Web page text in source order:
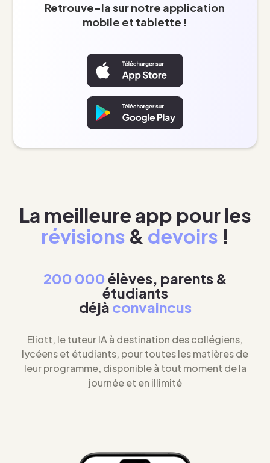
Retrouve-la sur notre application
mobile et tablette !
La meilleure app pour les
révisions & devoirs !
200 000élèves, parents &
étudiants
déjà convaincus
Eliott, le tuteur IA à destination des collégiens,
lycéens et étudiants, pour toutes les matières de
leur programme, disponible à tout moment de la
journée et en illimité